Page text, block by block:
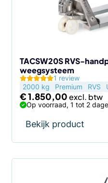
TACSW20S RVS-
weegsysteem
1 review
2000 kg
Premium RVS
€1.850,00
Op voorraad, 1 tot 2
Bekijk product